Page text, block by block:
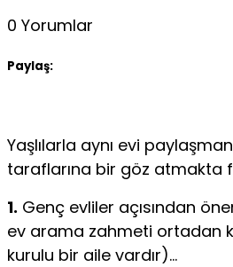
0 Yorumlar
Paylaş:
Yaşlılarla aynı evi
taraflarına bir göz atmakta
1. Genç evliler açısından
ev arama zahmeti ortadan
kurulu bir aile vardır)…